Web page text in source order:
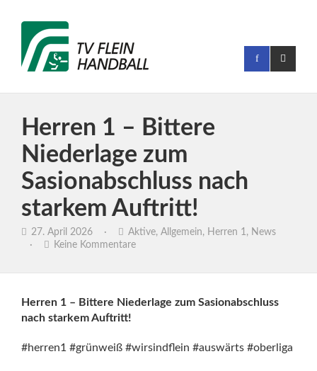
Herren 1 – Bittere
Niederlage zum
Sasionabschluss nach
starkem Auftritt!
27. April 2026 · Aktive, Allgemein, Herren 1, News
·
Keine Kommentare
Herren 1 – Bittere Niederlage zum Sasionabschluss
nach starkem Auftritt!
#herren1 #grünweiß #wirsindflein #auswärts #oberliga